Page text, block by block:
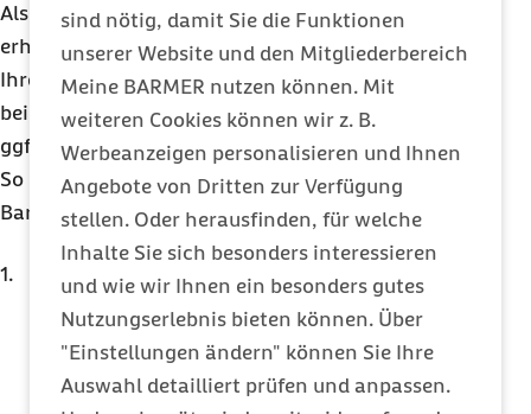
sind nötig, damit Sie die Funktionen
unserer Website und den Mitgliederbereich
Meine BARMER nutzen können. Mit
weiteren Cookies können wir z. B.
Werbeanzeigen personalisieren und Ihnen
Angebote von Dritten zur Verfügung
stellen. Oder herausfinden, für welche
Inhalte Sie sich besonders interessieren
und wie wir Ihnen ein besonders gutes
Nutzungserlebnis bieten können. Über
"Einstellungen ändern" können Sie Ihre
Auswahl detailliert prüfen und anpassen.
Als Studienteilnehmerin oder Studienteilnehmer
erhalten Sie einerseits die Therapie, tragen mit
Ihren Rückmeldungen und Daten aber auch dazu
bei, zu verstehen, ob die Therapie hilft oder wo sie
ggf. verbessert werden könnte.
So läuft die chronische Schmerztherapie der
Barmer für Sie ab:
Kontakt zur Barmer aufnehmen:
Melden Sie
sich über den Barmer Teledoktor für A-IMA an
und erhalten Sie einen Termin in einem
möglichst nahegelegenen
Schmerzzentrum. Vor dem Start gibt es noch